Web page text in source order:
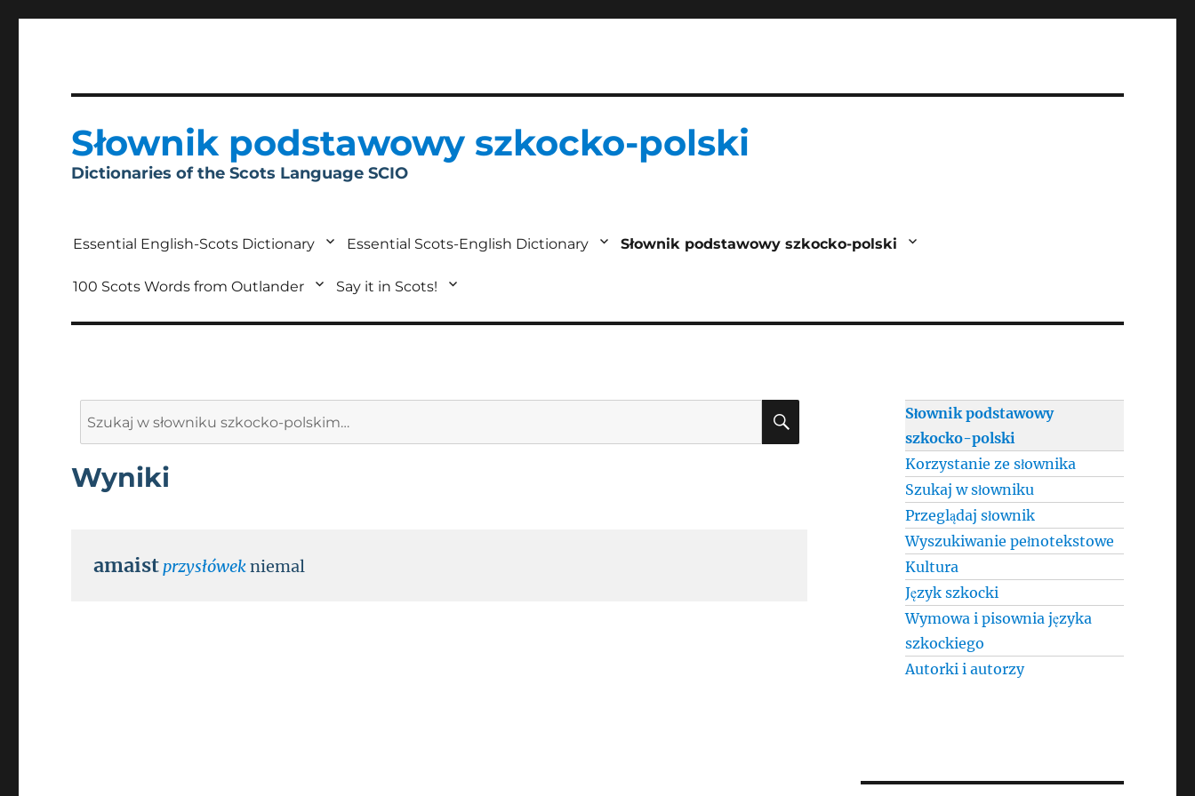
Słownik podstawowy szkocko-polski
Dictionaries of the Scots Language SCIO
Essential English-Scots Dictionary Essential Scots-English Dictionary Słownik podstawowy szkocko-polski
100 Scots Words from Outlander Say it in Scots!
Wyniki
amaist przysłówekniemal
Słownik podstawowy
szkocko-polski
Korzystanie ze słownika
Szukaj w słowniku
Przeglądaj słownik
Wyszukiwanie pełnotekstowe
Kultura
Język szkocki
Wymowa i pisownia języka
szkockiego
Autorki i autorzy